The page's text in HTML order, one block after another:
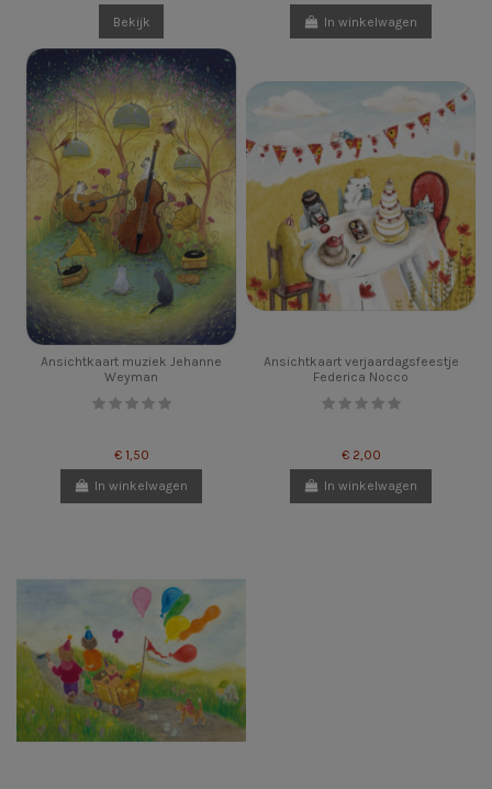
Bekijk In winkelwagen
Ansichtkaart muziek Jehanne
Weyman
€ 1,50
In winkelwagen
Ansichtkaart verjaardagsfeestje
Federica Nocco
€ 2,00
In winkelwagen